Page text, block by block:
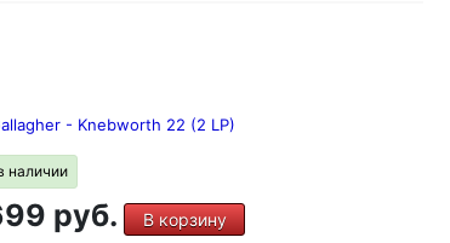
- Knebworth 22 (2 LP)
наличии
руб. В корзину